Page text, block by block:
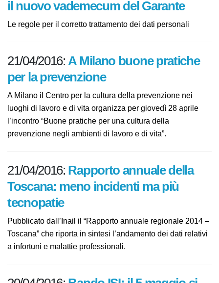
crediti: il nuovo vademecum del
Garante
21/04/2016:A Milano buone
pratiche per la prevenzione
A Milano il Centro per la cultura della prevenzione nei
luoghi di lavoro e di vita organizza per giovedì 28 aprile
l’incontro “Buone pratiche per una cultura della
21/04/2016:Rapporto annuale della
Toscana: meno incidenti ma più
tecnopatie
Pubblicato dall’Inail il “Rapporto annuale regionale
2014 – Toscana” che riporta in sintesi l’andamento dei